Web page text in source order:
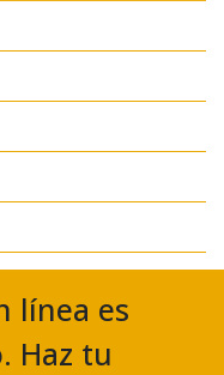
línea es
Haz tu